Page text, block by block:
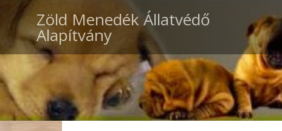
Zöld Menedék Állatvédő
Alapítvány